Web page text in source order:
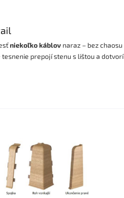
niekoľko káblov naraz – bez chaosu
prepojí stenu s lištou a dotvorí